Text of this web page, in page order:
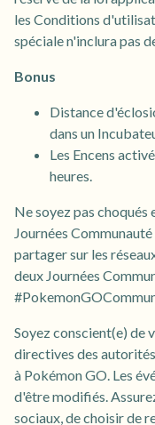
les Conditions
spéciale n'inclura pas
Bonus
Distance
dans un
Les Encens
heures.
Ne soyez pas
Journées
partager sur les
deux Journées
Soyez conscient(e) de
directives des
à Pokémon GO. Les
d'être modifiés.
sociaux, de choisir de